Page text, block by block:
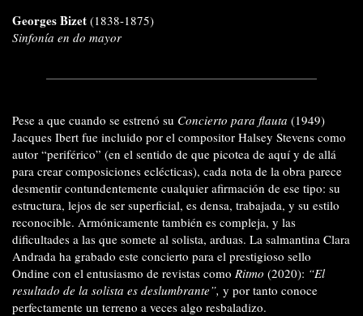
Georges Bizet (1838-1875)
Sinfonía en do mayor
Pese a que cuando se estrenó su Concierto para flauta (1949)
Jacques Ibert fue incluido por el compositor Halsey Stevens como
autor “periférico” (en el sentido de que picotea de aquí y de allá
para crear composiciones eclécticas), cada nota de la obra parece
desmentir contundentemente cualquier afirmación de ese tipo: su
estructura, lejos de ser superficial, es densa, trabajada, y su estilo
reconocible. Armónicamente también es compleja, y las
dificultades a las que somete al solista, arduas. La salmantina Clara
Andrada ha grabado este concierto para el prestigioso sello
Ondine con el entusiasmo de revistas como Ritmo (2020): “El
resultado de la solista es deslumbrante”, y por tanto conoce
perfectamente un terreno a veces algo resbaladizo.